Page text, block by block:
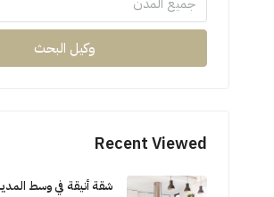
وكيل البحث
Recent Viewed
شقة أنيقة في وسط